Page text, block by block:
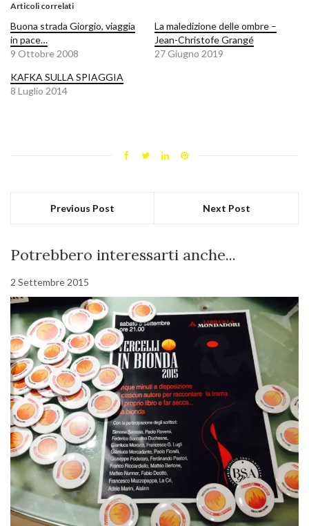
Articoli correlati
Buona strada Giorgio, viaggia
in pace…
9 Ottobre 2008
La maledizione delle ombre –
Jean-Christofe Grangé
27 Giugno 2019
KAFKA SULLA SPIAGGIA
8 Luglio 2014
Previous Post Next Post
Potrebbero interessarti anche...
2 Settembre 2015